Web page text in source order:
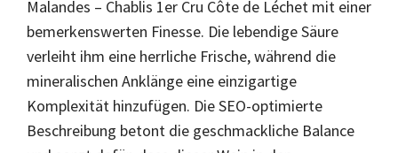
Malandes – Chablis 1er Cru Côte de Léchet mit einer
bemerkenswerten Finesse. Die lebendige Säure
verleiht ihm eine herrliche Frische, während die
mineralischen Anklänge eine einzigartige
Komplexität hinzufügen. Die SEO-optimierte
Beschreibung betont die geschmackliche Balance